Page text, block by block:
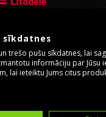
sīkdatnes
trešo pušu sīkdatnes, lai
informāciju par Jūsu
lai ieteiktu Jums citus